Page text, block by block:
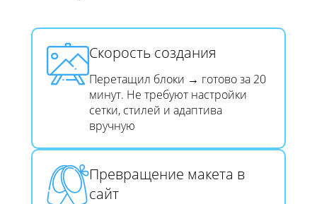
Скорость создания​​​​​​​
Перетащил блоки → готово за 20
минут. Не требуют настройки
сетки, стилей и адаптива
вручную
Превращение макета в
сайт​​​​​​​